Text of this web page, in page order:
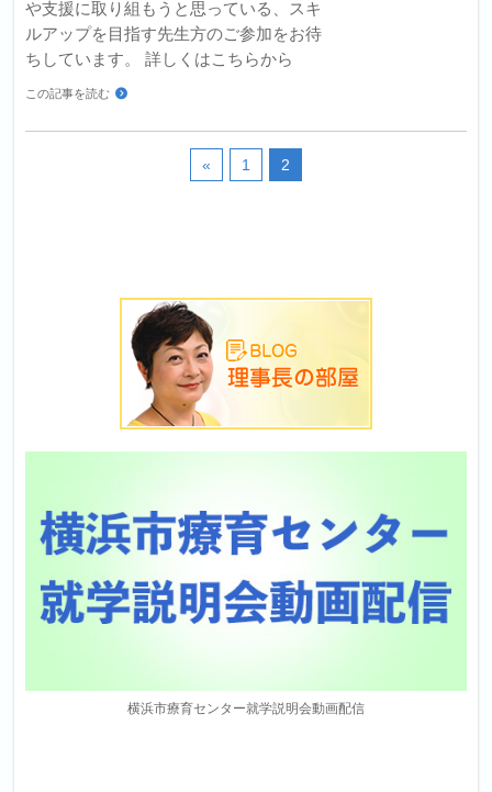
や支援に取り組もうと思っている、スキ
ルアップを目指す先生方のご参加をお待
ちしています。 詳しくはこちらから
この記事を読む
« 1 2
横浜市療育センター就学説明会動画配信